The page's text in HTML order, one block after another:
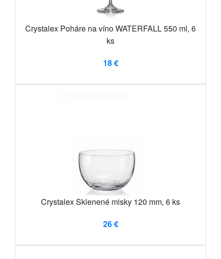
Crystalex Poháre na víno WATERFALL 550 ml, 6
ks
18 €
Crystalex Sklenené misky 120 mm, 6 ks
26 €